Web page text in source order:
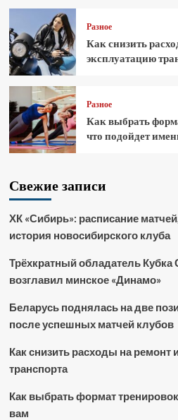
Разное
Как снизить
эксплуатацию
Разное
Как выбрать
что подойдет
Свежие записи
ХК «Сибирь»: расписание
история новосибирского клуба
Трёхкратный обладатель
возглавил минское «Динамо»
Беларусь поднялась на две
после успешных матчей клубов
Как снизить расходы на ремонт
транспорта
Как выбрать формат
вам